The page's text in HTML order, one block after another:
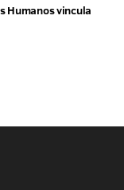
Humanos vincula